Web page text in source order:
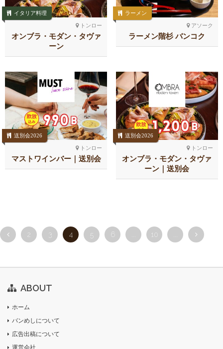
トンロー
イタリア料理
オンブラ・モダン・タヴァ
ーン
アソーク
ラーメン
ラーメン階杉 バンコク
トンロー
送別会2026
マストワインバー｜送別会
トンロー
送別会2026
オンブラ・モダン・タヴァ
ーン｜送別会
2 3 4 5 6 10
ABOUT
ホーム
バンめしについて
広告出稿について
運営会社